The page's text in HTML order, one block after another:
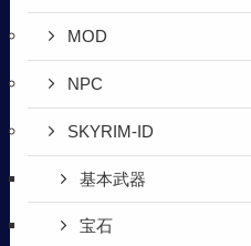
MOD
NPC
SKYRIM-ID
基本武器
宝石